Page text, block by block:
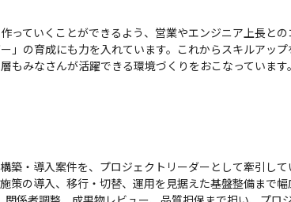
っていくことができるよう、営業やエンジニア上長と
」の育成にも力を入れています。これからスキルアッ
みなさんが活躍できる環境づくりをおこなっています。
築・導入案件を、プロジェクトリーダーとして牽引して
策の導入、移行・切替、運用を見据えた基盤整備まで